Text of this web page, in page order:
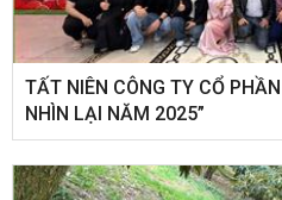
​TẤT NIÊN CÔNG TY CỔ
NHÌN LẠI NĂM 2025”